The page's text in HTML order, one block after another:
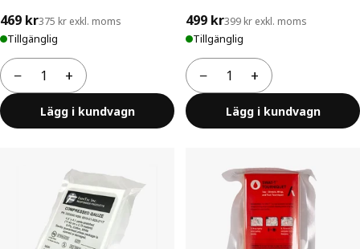
469 kr375 kr exkl. moms
Tillgänglig
−
Antal +
Lägg i kundvagn
499 kr399 kr exkl. moms
Tillgänglig
−
Antal +
Lägg i kundvagn